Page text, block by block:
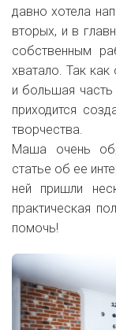
давно хотела
вторых, и в
собственным
хватало. Так как
и большая
приходится
творчества.
Маша очень
статье об ее
ней пришли
практическая
помочь!